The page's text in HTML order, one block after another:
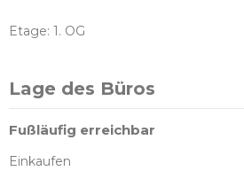
Etage: 1. OG
Lage des Büros
Fußläufig erreichbar
Einkaufen